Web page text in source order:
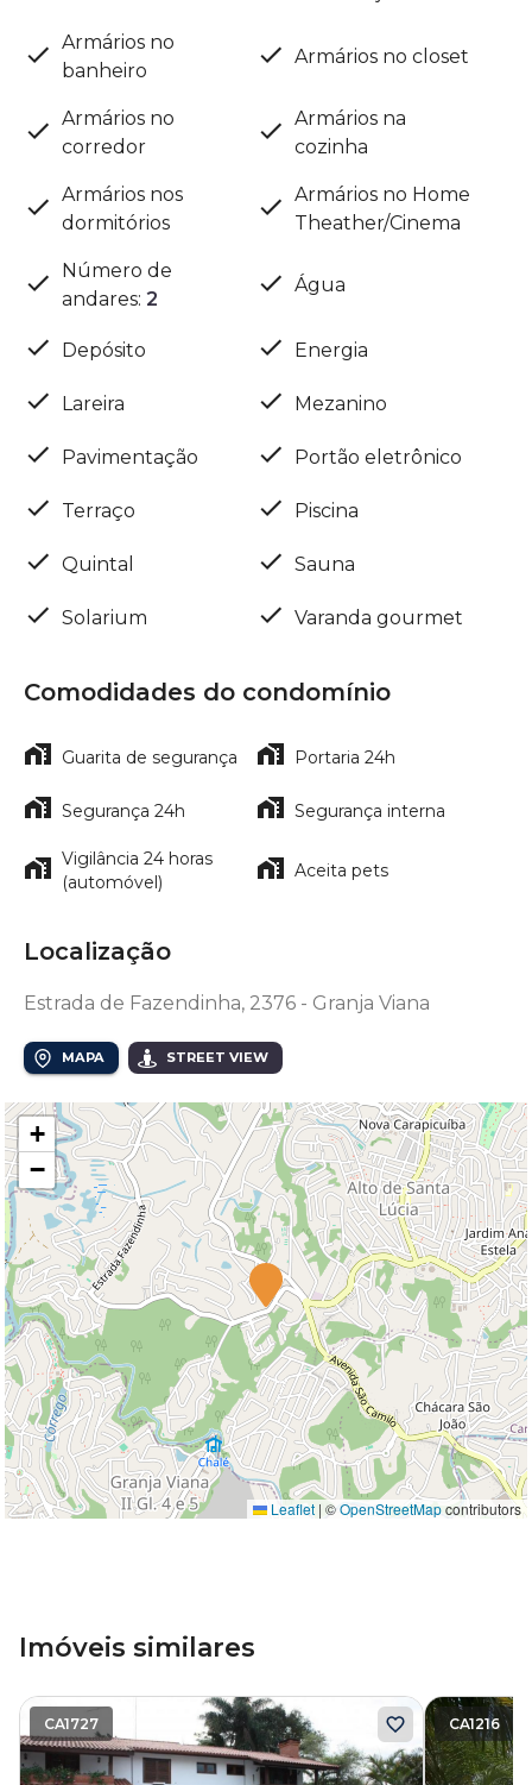
Armários no
banheiro
Armários no closet
Armários no
corredor
Armários na
cozinha
Armários nos
dormitórios
Armários no Home
Theather/Cinema
Número de
andares: 2
Água
Depósito Energia
Lareira Mezanino
Pavimentação Portão eletrônico
Terraço Piscina
Quintal Sauna
Solarium Varanda gourmet
Comodidades do condomínio
Guarita de segurança Portaria 24h
Segurança 24h Segurança interna
Vigilância 24 horas
(automóvel)
Aceita pets
Localização
Estrada de Fazendinha, 2376 - Granja Viana
MAPA STREET VIEW
+
−
Leaflet | ©OpenStreetMapcontributors
Imóveis similares
CA1727 CA1216